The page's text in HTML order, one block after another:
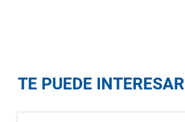
TE PUEDE INTERESAR